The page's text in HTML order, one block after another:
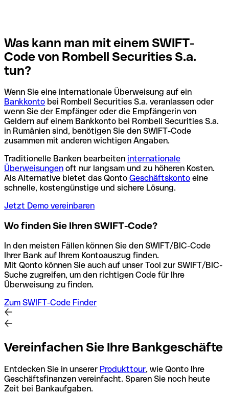
Was kann man mit einem SWIFT-
Code von Rombell Securities S.a.
tun?
Wenn Sie eine internationale Überweisung auf ein
Bankkonto bei Rombell Securities S.a. veranlassen oder
wenn Sie der Empfänger oder die Empfängerin von
Geldern auf einem Bankkonto bei Rombell Securities S.a.
in Rumänien sind, benötigen Sie den SWIFT-Code
zusammen mit anderen wichtigen Angaben.
Traditionelle Banken bearbeiten internationale
Überweisungen oft nur langsam und zu höheren Kosten.
Als Alternative bietet das Qonto Geschäftskonto eine
schnelle, kostengünstige und sichere Lösung.
Jetzt Demo vereinbaren
Wo finden Sie Ihren SWIFT-Code?
In den meisten Fällen können Sie den SWIFT/BIC-Code
Ihrer Bank auf Ihrem Kontoauszug finden.
Mit Qonto können Sie auch auf unser Tool zur SWIFT/BIC-
Suche zugreifen, um den richtigen Code für Ihre
Überweisung zu finden.
Zum SWIFT-Code Finder
Vereinfachen Sie Ihre Bankgeschäfte
Entdecken Sie in unserer Produkttour, wie Qonto Ihre
Geschäftsfinanzen vereinfacht. Sparen Sie noch heute
Zeit bei Bankaufgaben.